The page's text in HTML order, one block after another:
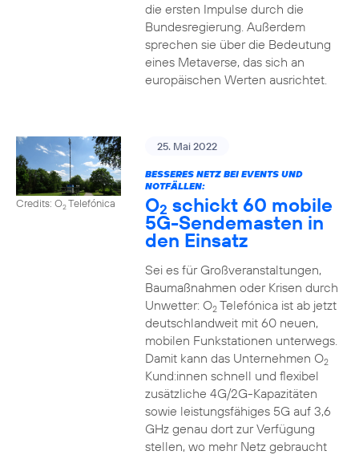
die ersten Impulse durch die
Bundesregierung. Außerdem
sprechen sie über die Bedeutung
eines Metaverse, das sich an
europäischen Werten ausrichtet.
Credits: O2Telefónica
25. Mai 2022
BESSERES NETZ BEI EVENTS UND
NOTFÄLLEN:
O2 schickt 60 mobile
5G-Sendemasten in
den Einsatz
Sei es für Großveranstaltungen,
Baumaßnahmen oder Krisen durch
Unwetter: O2Telefónica ist ab jetzt
deutschlandweit mit 60 neuen,
mobilen Funkstationen unterwegs.
Damit kann das Unternehmen O2
Kund:innen schnell und flexibel
zusätzliche 4G/2G-Kapazitäten
sowie leistungsfähiges 5G auf 3,6
GHz genau dort zur Verfügung
stellen, wo mehr Netz gebraucht